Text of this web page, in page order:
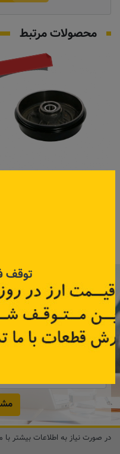
محصولات مرتبط
تماس بگیرید
با عضویت در
همین
آنلاین
دریافت کنید.
در صورت نیاز به اطلاعات بیشتر با
توقف